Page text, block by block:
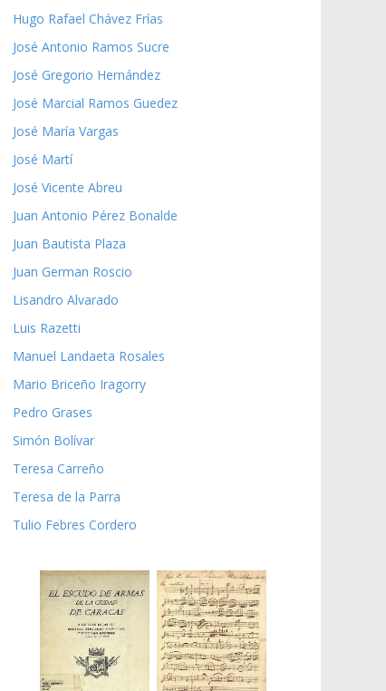
Hugo Rafael Chávez Frías
José Antonio Ramos Sucre
José Gregorio Hernández
José Marcial Ramos Guedez
José María Vargas
José Martí
José Vicente Abreu
Juan Antonio Pérez Bonalde
Juan Bautista Plaza
Juan German Roscio
Lisandro Alvarado
Luis Razetti
Manuel Landaeta Rosales
Mario Briceño Iragorry
Pedro Grases
Simón Bolívar
Teresa Carreño
Teresa de la Parra
Tulio Febres Cordero